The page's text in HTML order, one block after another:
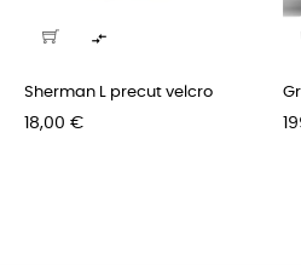

Sherman L precut velcro
Pris
18,00 €